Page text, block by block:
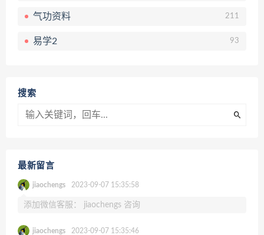
气功资料 211
易学2 93
搜索
最新留言
jiaochengs 2023-09-07 15:35:58
添加微信客服： jiaochengs 咨询
jiaochengs 2023-09-07 15:35:46